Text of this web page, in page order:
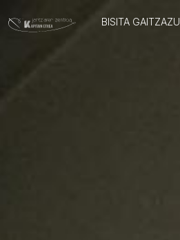
BISITA GAITZAZU